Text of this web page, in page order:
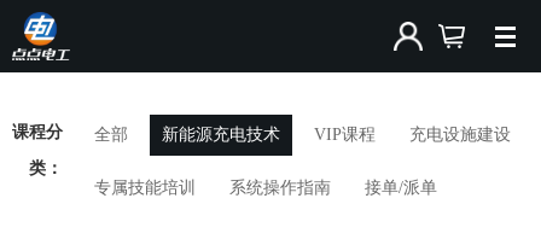
课程分
类：
全部 新能源充电技术 VIP课程 充电设施建设
专属技能培训 系统操作指南 接单/派单